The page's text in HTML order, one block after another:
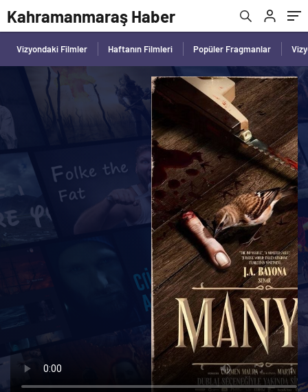
Kahramanmaraş Haber
Vizyondaki Filmler Haftanın Filmleri Popüler Fragmanlar